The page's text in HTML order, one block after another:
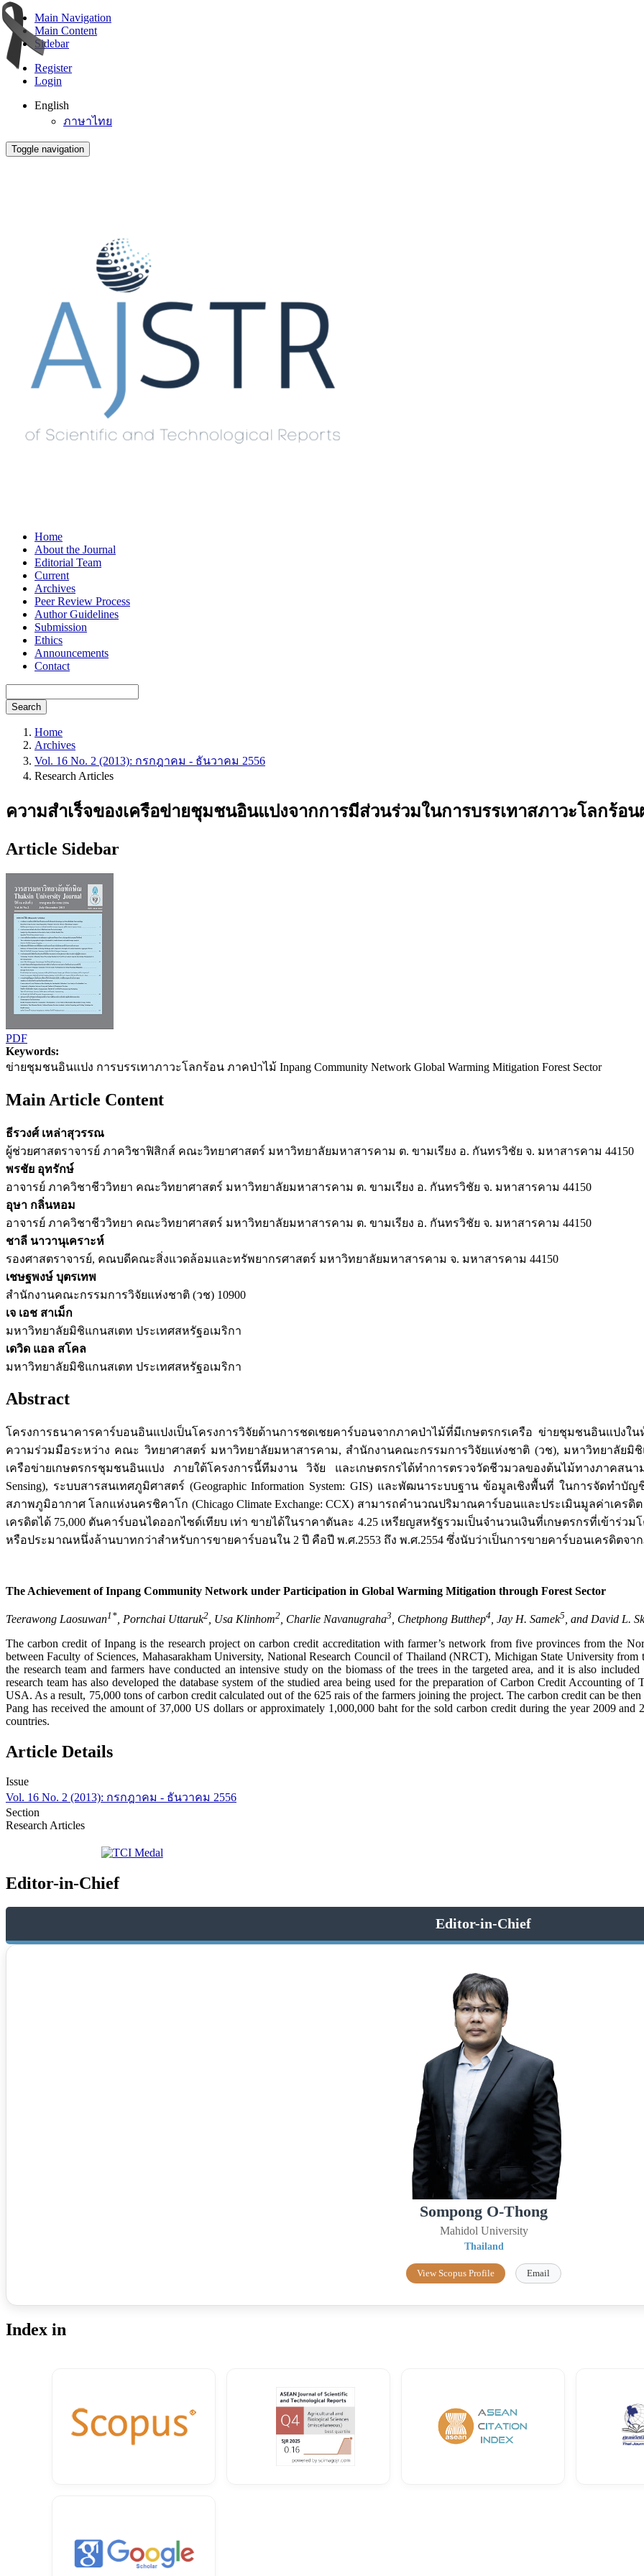
Main Navigation
Main Content
Sidebar
Register
Login
English
ภาษาไทย
Toggle navigation
Home
About the Journal
Editorial Team
Current
Archives
Peer Review Process
Author Guidelines
Submission
Ethics
Announcements
Contact
Search
Home
Archives
Vol. 16 No. 2 (2013): กรกฎาคม - ธันวาคม 2556
Research Articles
ความสำเร็จของเครือข่ายชุมชนอินแปงจากการมีส่วนร่วมในการบรรเทาสภาวะโลกร้อ
Article Sidebar
PDF
Keywords:
ข่ายชุมชนอินแปง การบรรเทาภาวะโลกร้อน ภาคป่าไม้ Inpang Community Network Global Warming Mitigation Forest Sector
Main Article Content
ธีรวงศ์ เหล่าสุวรรณ
ผู้ช่วยศาสตราจารย์ ภาควิชาฟิสิกส์ คณะวิทยาศาสตร์ มหาวิทยาลัยมหาสารคาม ต. ขามเรียง อ. กันทรวิชัย จ. มหาสารคาม 44150
พรชัย อุทรักษ์
อาจารย์ ภาควิชาชีววิทยา คณะวิทยาศาสตร์ มหาวิทยาลัยมหาสารคาม ต. ขามเรียง อ. กันทรวิชัย จ. มหาสารคาม 44150
อุษา กลิ่นหอม
อาจารย์ ภาควิชาชีววิทยา คณะวิทยาศาสตร์ มหาวิทยาลัยมหาสารคาม ต. ขามเรียง อ. กันทรวิชัย จ. มหาสารคาม 44150
ชาลี นาวานุเคราะห์
รองศาสตราจารย์, คณบดีคณะสิ่งแวดล้อมและทรัพยากรศาสตร์ มหาวิทยาลัยมหาสารคาม จ. มหาสารคาม 44150
เชษฐพงษ์ บุตรเทพ
สำนักงานคณะกรรมการวิจัยแห่งชาติ (วช) 10900
เจ เอช สาเม็ก
มหาวิทยาลัยมิชิแกนสเตท ประเทศสหรัฐอเมริกา
เดวิด แอล สโคล
มหาวิทยาลัยมิชิแกนสเตท ประเทศสหรัฐอเมริกา
Abstract
โครงการธนาคารคาร์บอนอินแปงเป็นโครงการวิจัยด้านการชดเชยคาร์บอนจากภาคป่าไม้ที่มีเกษตรกรเครือ ข่ายชุมชนอินแปงใน
ความร่วมมือระหว่าง คณะ วิทยาศาสตร์ มหาวิทยาลัยมหาสารคาม, สำนักงานคณะกรรมการวิจัยแห่งชาติ (วช), มหาวิทยาลัยมิชิแ
เครือข่ายเกษตรกรชุมชนอินแปง ภายใต้โครงการนี้ทีมงาน วิจัย และเกษตรกรได้ทำการตรวจวัดชีวมวลของต้นไม้ทางภาคสน
Sensing), ระบบสารสนเทศภูมิศาสตร์ (Geographic Information System: GIS) และพัฒนาระบบฐาน ข้อมูลเชิงพื้นที่ ในการจัดทำ
สภาพภูมิอากาศ โลกแห่งนครชิคาโก (Chicago Climate Exchange: CCX) สามารถคำนวณปริมาณคาร์บอนและประเมินมูลค่าเครดิ
เครดิตได้ 75,000 ตันคาร์บอนไดออกไซด์เทียบ เท่า ขายได้ในราคาตันละ 4.25 เหรียญสหรัฐรวมเป็นจำนวนเงินที่เกษตรกรที่เข้าร่ว
หรือประมาณหนึ่งล้านบาทกว่าสำหรับการขายคาร์บอนใน 2 ปี คือปี พ.ศ.2553 ถึง พ.ศ.2554 ซึ่งนับว่าเป็นการขายคาร์บอนเครดิตจา
The Achievement of Inpang Community Network under Participation in Global Warming Mitigation through Forest Sector
Teerawong Laosuwan1* , Pornchai Uttaruk2 , Usa Klinhom2 , Charlie Navanugraha3 , Chetphong Butthep4 , Jay H. Samek5 , and David L.
The carbon credit of Inpang is the research project on carbon credit accreditation with farmer’s network from five provinces from the
between Faculty of Sciences, Mahasarakham University, National Research Council of Thailand (NRCT), Michigan State University from
the research team and farmers have conducted an intensive study on the biomass of the trees in the targeted area, and it is also
research team has also developed the database system of the studied area being used for the preparation of Carbon Credit Accounting
USA. As a result, 75,000 tons of carbon credit calculated out of the 625 rais of the farmers joining the project. The carbon credit can be
Pang has received the amount of 37,000 US dollars or approximately 1,000,000 baht for the sold carbon credit during the year 2009
countries.
Article Details
Issue
Vol. 16 No. 2 (2013): กรกฎาคม - ธันวาคม 2556
Section
Research Articles
Editor-in-Chief
Editor-in-Chief
Sompong O-Thong
Mahidol University
Thailand
View Scopus Profile Email
Index in